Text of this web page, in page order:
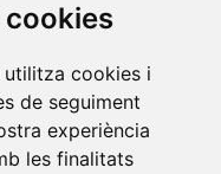
cookies
cookies i
de seguiment
experiència
les finalitats